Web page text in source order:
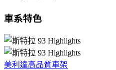
車系特色
美利達高品質車架